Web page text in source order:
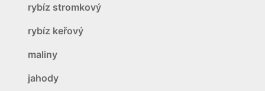
rybíz stromkový
rybíz keřový
maliny
jahody